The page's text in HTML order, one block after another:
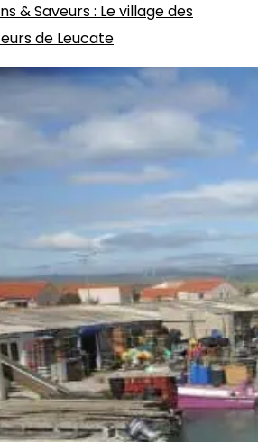
& Saveurs: Le village des
de Leucate